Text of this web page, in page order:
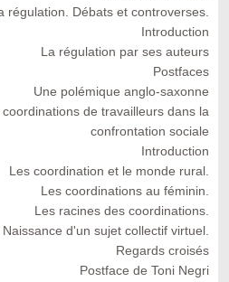
régulation. Débats et controverses.
Introduction
La régulation par ses auteurs
Postfaces
Une polémique anglo-saxonne
de travailleurs dans la
confrontation sociale
Introduction
Les coordination et le monde rural.
Les coordinations au féminin.
Les racines des coordinations.
Naissance d'un sujet collectif virtuel.
Regards croisés
Postface de Toni Negri